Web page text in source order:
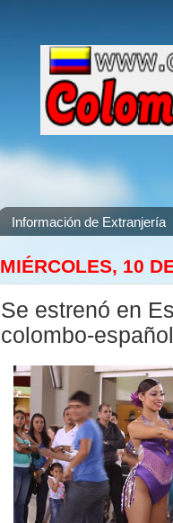
Información de Extranjería
MIÉRCOLES, 10
Se estrenó en
colombo-